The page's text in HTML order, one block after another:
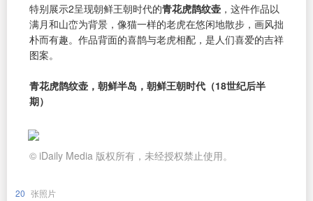
特别展示2呈现朝鲜王朝时代的青花虎鹊纹壶 ，这件作品以
满月和山峦为背景，像猫一样的老虎在悠闲地散步，画风拙
朴而有趣。作品背面的喜鹊与老虎相配，是人们喜爱的吉祥
图案。
青花虎鹊纹壶，朝鲜半岛，朝鲜王朝时代（18世纪后半
期）
© iDaily Media 版权所有，未经授权禁止使用。
20 张照片